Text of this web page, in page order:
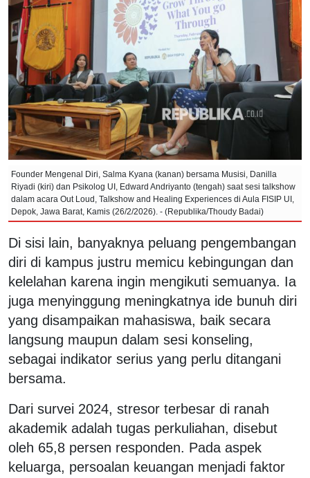
Founder Mengenal Diri, Salma Kyana (kanan) bersama Musisi, Danilla
Riyadi (kiri) dan Psikolog UI, Edward Andriyanto (tengah) saat sesi talkshow
dalam acara Out Loud, Talkshow and Healing Experiences di Aula FISIP UI,
Depok, Jawa Barat, Kamis (26/2/2026). - (Republika/Thoudy Badai)
Di sisi lain, banyaknya peluang pengembangan
diri di kampus justru memicu kebingungan dan
kelelahan karena ingin mengikuti semuanya. Ia
juga menyinggung meningkatnya ide bunuh diri
yang disampaikan mahasiswa, baik secara
langsung maupun dalam sesi konseling,
sebagai indikator serius yang perlu ditangani
bersama.
Dari survei 2024, stresor terbesar di ranah
akademik adalah tugas perkuliahan, disebut
oleh 65,8 persen responden. Pada aspek
keluarga, persoalan keuangan menjadi faktor